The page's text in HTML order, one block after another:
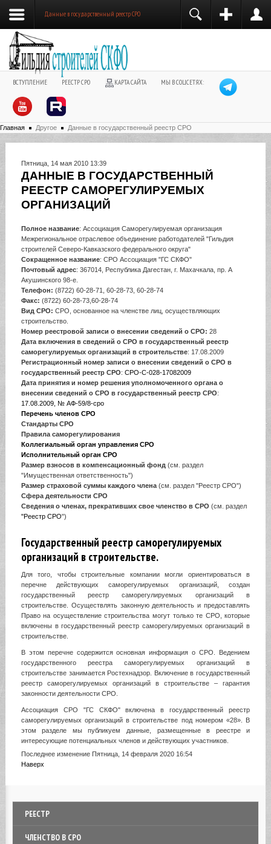
Данные в государственный реестр СРО
ВСТУПЛЕНИЕ РЕЕСТР СРО КАРТА САЙТА МЫ В СОЦСЕТЯХ:
Главная Другое Данные в государственный реестр СРО
Пятница, 14 мая 2010 13:39
ДАННЫЕ В ГОСУДАРСТВЕННЫЙ
РЕЕСТР САМОРЕГУЛИРУЕМЫХ
ОРГАНИЗАЦИЙ
Полное название: Ассоциация Cаморегулируемая организация
Межрегиональное отраслевое объединение работодателей "Гильдия
строителей Северо-Кавказского федерального округа"
Сокращенное название: СРО Ассоциация "ГС СКФО"
Почтовый адрес: 367014, Республика Дагестан, г. Махачкала, пр. А
Акушинского 98-е.
Телефон: (8722) 60-28-71, 60-28-73, 60-28-74
Факс: (8722) 60-28-73,60-28-74
Вид СРО: СРО, основанное на членстве лиц, осуществляющих
строительство.
Номер реестровой записи о внесении сведений о СРО: 28
Дата включения в сведений о СРО в государственный реестр
саморегулируемых организаций в строительстве: 17.08.2009
Регистрационный номер записи о внесении сведений о СРО в
государственный реестр СРО: СРО-С-028-17082009
Дата принятия и номер решения уполномоченного органа о
внесении сведений о СРО в государственный реестр СРО:
17.08.2009, № АФ-59/8-сро
Перечень членов СРО
Стандарты СРО
Правила саморегулирования
Коллегиальный орган управления СРО
Исполнительный орган СРО
Размер взносов в компенсационный фонд (см. раздел
"Имущественная ответственность")
Размер страховой суммы каждого члена(см. раздел "Реестр СРО")
Сфера деятельности СРО
Сведения о членах, прекративших свое членство в СРО (см. раздел
"Реестр СРО")
Государственный реестр саморегулируемых
организаций в строительстве.
Для того, чтобы строительные компании могли ориентироваться в
перечне действующих саморегулируемых организаций, создан
государственный реестр саморегулируемых организаций в
строительстве. Осуществлять законную деятельность и предоставлять
Право на осуществление строительства могут только те СРО, которые
включены в государственный реестр саморегулируемых организаций в
строительстве.
В этом перечне содержится основная информация о СРО. Ведением
государственного реестра саморегулируемых организаций в
строительстве занимается Ростехнадзор. Включение в государственный
реестр саморегулируемых организаций в строительстве – гарантия
законности деятельности СРО.
Ассоциация СРО "ГС СКФО" включена в государственный реестр
саморегулируемых организаций в строительстве под номером «28». В
этом разделе мы публикуем данные, размещенные в реестре и
интересующие потенциальных членов и действующих участников.
Последнее изменение Пятница, 14 февраля 2020 16:54
Наверх
РЕЕСТР
ЧЛЕНСТВО В СРО